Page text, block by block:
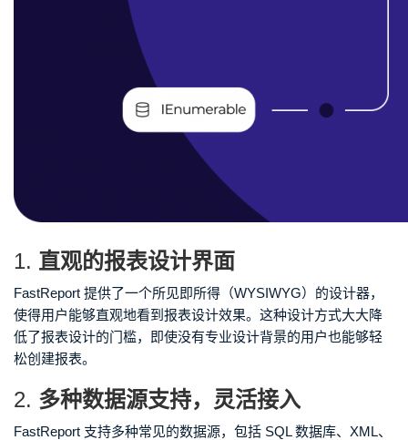
1. 直观的报表设计界面
FastReport 提供了一个所见即所得（WYSIWYG）的设计器，
使得用户能够直观地看到报表设计效果。这种设计方式大大降
低了报表设计的门槛，即使没有专业设计背景的用户也能够轻
松创建报表。
2. 多种数据源支持，灵活接入
FastReport 支持多种常见的数据源，包括 SQL 数据库、XML、